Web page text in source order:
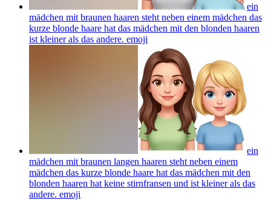
ein
mädchen mit braunen haaren steht neben einem mädchen das
kurze blonde haare hat das mädchen mit den blonden haaren
ist kleiner als das andere. emoji
ein
mädchen mit braunen langen haaren steht neben einem
mädchen das kurze blonde haare hat das mädchen mit den
blonden haaren hat keine stirnfransen und ist kleiner als das
andere. emoji